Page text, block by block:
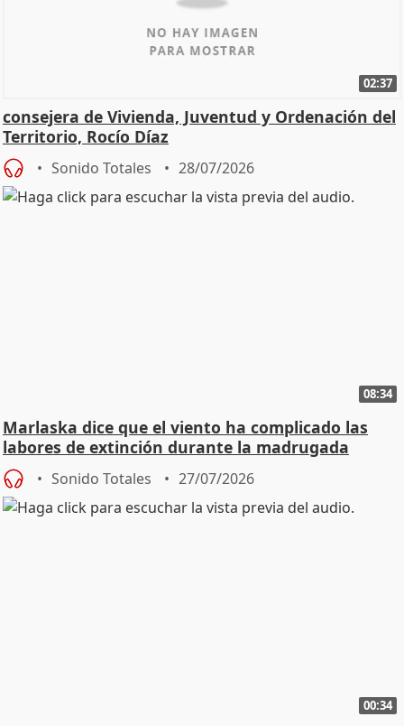
02:37
consejera de Vivienda, Juventud y Ordenación del
Territorio, Rocío Díaz
Sonido Totales 28/07/2026
08:34
Marlaska dice que el viento ha complicado las
labores de extinción durante la madrugada
Sonido Totales 27/07/2026
00:34